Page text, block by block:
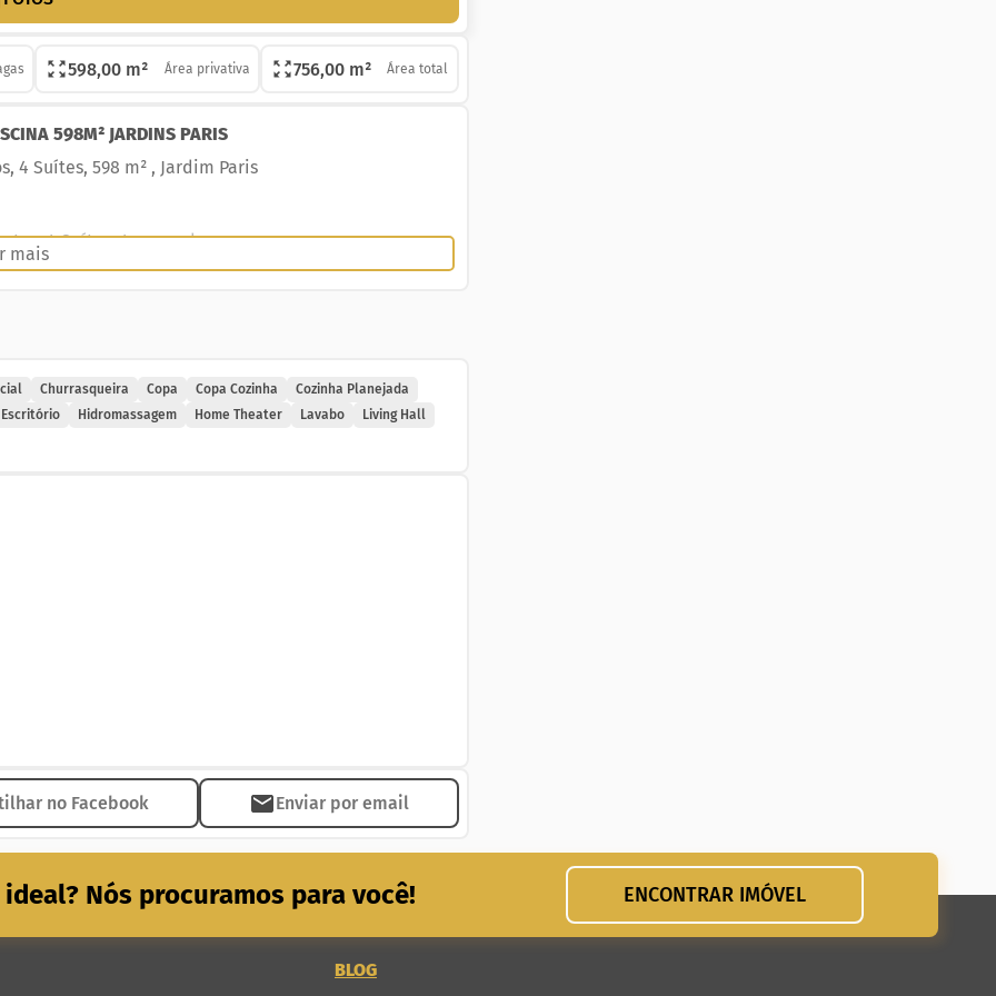
598,00 m² Área privativa 756,00 m² Área total
598M² JARDINS PARIS
4 Suítes, 598 m² , Jardim Paris
4 Suítes, 4 vagas de garagem.
mais
Churrasqueira Copa Copa Cozinha
Cozinha Planejada
Escritório Hidromassagem Home Theater Lavabo
Living Hall
no Facebook Enviar por email
Nós procuramos para você! ENCONTRAR IMÓVEL
BLOG